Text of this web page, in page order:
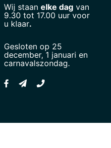
Wij staan elke dagvan
9.30 tot 17.00 uur voor
u klaar.
Gesloten op 25
december, 1 januari en
carnavalszondag.